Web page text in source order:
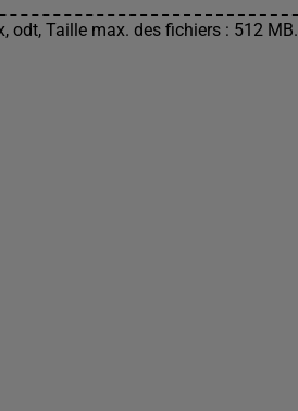
odt, Taille max. des fichiers : 512 MB.